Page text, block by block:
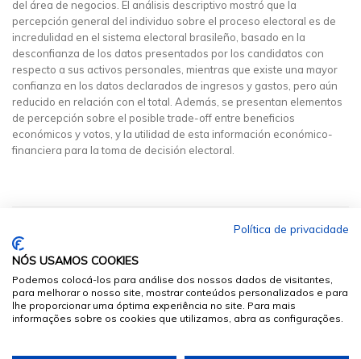
del área de negocios. El análisis descriptivo mostró que la
percepción general del individuo sobre el proceso electoral es de
incredulidad en el sistema electoral brasileño, basado en la
desconfianza de los datos presentados por los candidatos con
respecto a sus activos personales, mientras que existe una mayor
confianza en los datos declarados de ingresos y gastos, pero aún
reducido en relación con el total. Además, se presentan elementos
de percepción sobre el posible trade-off entre beneficios
económicos y votos, y la utilidad de esta información económico-
financiera para la toma de decisión electoral.
Política de privacidade
NÓS USAMOS COOKIES
Podemos colocá-los para análise dos nossos dados de visitantes,
para melhorar o nosso site, mostrar conteúdos personalizados e para
lhe proporcionar uma óptima experiência no site. Para mais
informações sobre os cookies que utilizamos, abra as configurações.